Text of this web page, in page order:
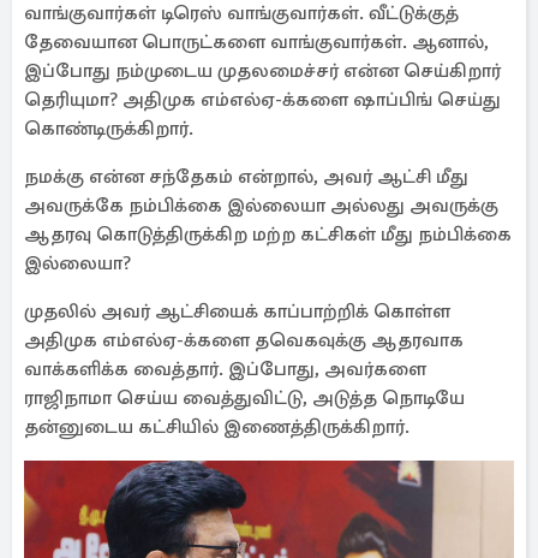
வாங்குவார்கள் டிரெஸ் வாங்குவார்கள். வீட்டுக்குத்
தேவையான பொருட்களை வாங்குவார்கள். ஆனால்,
இப்போது நம்முடைய முதலமைச்சர் என்ன செய்கிறார்
தெரியுமா? அதிமுக எம்எல்ஏ-க்களை ஷாப்பிங் செய்து
கொண்டிருக்கிறார்.
நமக்கு என்ன சந்தேகம் என்றால், அவர் ஆட்சி மீது
அவருக்கே நம்பிக்கை இல்லையா அல்லது அவருக்கு
ஆதரவு கொடுத்திருக்கிற மற்ற கட்சிகள் மீது நம்பிக்கை
இல்லையா?
முதலில் அவர் ஆட்சியைக் காப்பாற்றிக் கொள்ள
அதிமுக எம்எல்ஏ-க்களை தவெகவுக்கு ஆதரவாக
வாக்களிக்க வைத்தார். இப்போது, அவர்களை
ராஜிநாமா செய்ய வைத்துவிட்டு, அடுத்த நொடியே
தன்னுடைய கட்சியில் இணைத்திருக்கிறார்.